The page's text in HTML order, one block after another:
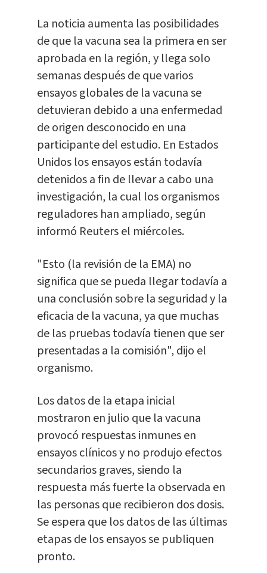
La noticia aumenta las posibilidades
de que la vacuna sea la primera en ser
aprobada en la región, y llega solo
semanas después de que varios
ensayos globales de la vacuna se
detuvieran debido a una enfermedad
de origen desconocido en una
participante del estudio. En Estados
Unidos los ensayos están todavía
detenidos a fin de llevar a cabo una
investigación, la cual los organismos
reguladores han ampliado, según
informó Reuters el miércoles.
"Esto (la revisión de la EMA) no
significa que se pueda llegar todavía a
una conclusión sobre la seguridad y la
eficacia de la vacuna, ya que muchas
de las pruebas todavía tienen que ser
presentadas a la comisión", dijo el
organismo.
Los datos de la etapa inicial
mostraron en julio que la vacuna
provocó respuestas inmunes en
ensayos clínicos y no produjo efectos
secundarios graves, siendo la
respuesta más fuerte la observada en
las personas que recibieron dos dosis.
Se espera que los datos de las últimas
etapas de los ensayos se publiquen
pronto.